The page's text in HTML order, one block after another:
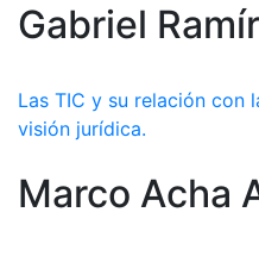
Gabriel
Las TIC y su relación con
visión jurídica.
Marco Acha